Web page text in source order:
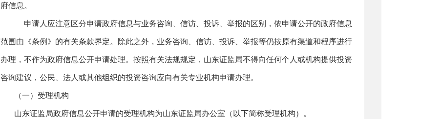
府信息。
申请人应注意区分申请政府信息与业务咨询、信访、投诉、举报的区别，依申请公开的政府信息
范围由《条例》的有关条款界定。除此之外，业务咨询、信访、投诉、举报等仍按原有渠道和程序进行
办理，不作为政府信息公开申请处理。按照有关法规规定，山东证监局不得向任何个人或机构提供投资
咨询建议，公民、法人或其他组织的投资咨询应向有关专业机构申请办理。
（一）受理机构
山东证监局政府信息公开申请的受理机构为山东证监局办公室（以下简称受理机构）。